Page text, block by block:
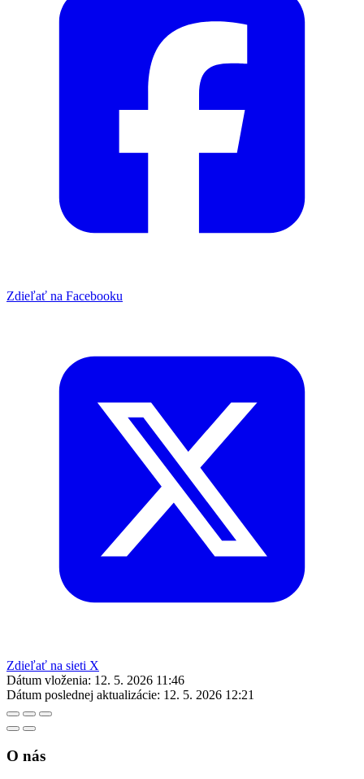
Zdieľať na Facebooku
Zdieľať na sieti X
Dátum vloženia: 12. 5. 2026 11:46
Dátum poslednej aktualizácie: 12. 5. 2026 12:21
O nás